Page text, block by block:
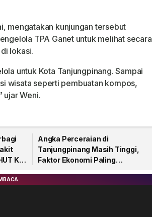
mengatakan kunjungan tersebut
TPA Ganet untuk melihat secara
lokasi.
untuk Kota Tanjungpinang. Sampai
wisata seperti pembuatan kompos,
ujar Weni.
Ke-
Angka Perceraian di
Tanjungpinang Masih Tinggi,
Faktor Ekonomi Paling